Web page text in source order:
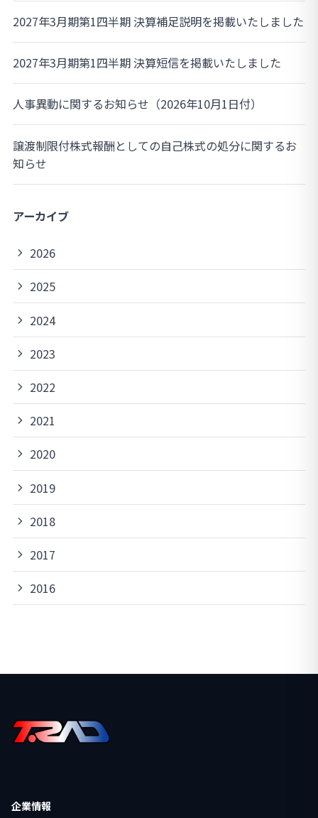
2027年3月期第1四半期 決算補足説明を掲載いたしました
2027年3月期第1四半期 決算短信を掲載いたしました
人事異動に関するお知らせ（2026年10月1日付）
譲渡制限付株式報酬としての自己株式の処分に関するお
知らせ
アーカイブ
2026
2025
2024
2023
2022
2021
2020
2019
2018
2017
2016
企業情報